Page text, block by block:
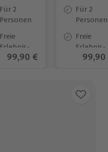
Für 2
Personen
Freie
Erlebnis-
Auswahl
Aktueller Preis
99,90 €
Für 2
Personen
Freie
Erlebnis-
Auswahl
99,90